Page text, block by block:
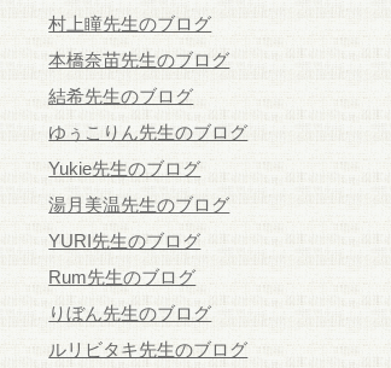
村上瞳先生のブログ
本橋奈苗先生のブログ
結希先生のブログ
ゆぅこりん先生のブログ
Yukie先生のブログ
湯月美温先生のブログ
YURI先生のブログ
Rum先生のブログ
りぼん先生のブログ
ルリビタキ先生のブログ